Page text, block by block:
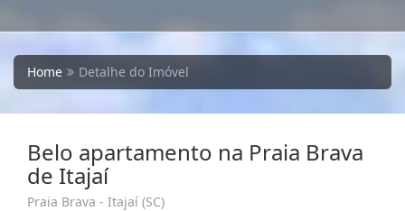
Home Detalhe do Imóvel
Belo apartamento na Praia Brava
de Itajaí
Praia Brava - Itajaí (SC)